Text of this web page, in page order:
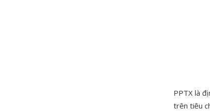
PPTX là
trên tiêu